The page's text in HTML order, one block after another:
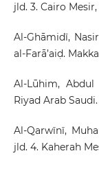
jld. 3. Cairo
Al-Ghāmidī,
al-Farā’aiḍ.
Al-Lūhim, Abdul
Riyad Arab
Al-Qarwīnī,
jld. 4. Kaherah